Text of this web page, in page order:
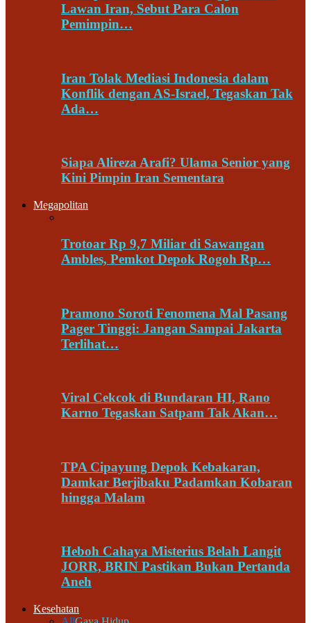
Lawan Iran, Sebut Para Calon
Pemimpin…
Iran Tolak Mediasi Indonesia dalam
Konflik dengan AS-Israel, Tegaskan Tak
Ada…
Siapa Alireza Arafi? Ulama Senior yang
Kini Pimpin Iran Sementara
Megapolitan
Trotoar Rp 9,7 Miliar di Sawangan
Ambles, Pemkot Depok Rogoh Rp…
Pramono Soroti Fenomena Mal Pasang
Pager Tinggi: Jangan Sampai Jakarta
Terlihat…
Viral Cekcok di Bundaran HI, Rano
Karno Tegaskan Satpam Tak Akan…
TPA Cipayung Depok Kebakaran,
Damkar Berjibaku Padamkan Kobaran
hingga Malam
Heboh Cahaya Misterius Belah Langit
JORR, BRIN Pastikan Bukan Pertanda
Aneh
Kesehatan